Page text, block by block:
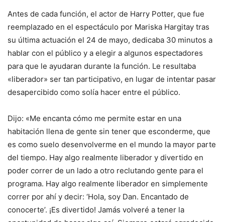
Antes de cada función, el actor de Harry Potter, que fue
reemplazado en el espectáculo por Mariska Hargitay tras
su última actuación el 24 de mayo, dedicaba 30 minutos a
hablar con el público y a elegir a algunos espectadores
para que le ayudaran durante la función. Le resultaba
«liberador» ser tan participativo, en lugar de intentar pasar
desapercibido como solía hacer entre el público.
Dijo: «Me encanta cómo me permite estar en una
habitación llena de gente sin tener que esconderme, que
es como suelo desenvolverme en el mundo la mayor parte
del tiempo. Hay algo realmente liberador y divertido en
poder correr de un lado a otro reclutando gente para el
programa. Hay algo realmente liberador en simplemente
correr por ahí y decir: ‘Hola, soy Dan. Encantado de
conocerte’. ¡Es divertido! Jamás volveré a tener la